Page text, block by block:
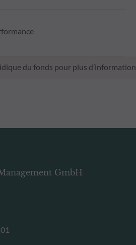
du fonds pour plus d’information.
GmbH